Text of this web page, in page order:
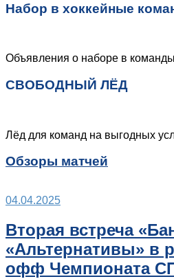
Набор в хоккейные
Объявления о наборе в команды
СВОБОДНЫЙ ЛЁД
Лёд для команд на выгодных
Обзоры матчей
04.04.2025
Вторая встреча
«Альтернативы» в
офф Чемпионата